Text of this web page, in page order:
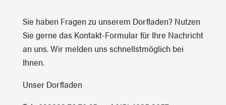
Sie haben Fragen zu unserem Dorfladen? Nutzen
Sie gerne das Kontakt-Formular für Ihre Nachricht
an uns. Wir melden uns schnellstmöglich bei
Ihnen.
Unser Dorfladen